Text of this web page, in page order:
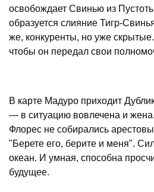
освобождает Свинью из
образуется слияние Тигр-
же, конкуренты, но уже
чтобы он передал свои
В карте Мадуро приходит
— в ситуацию вовлечена и
Флорес не собирались
"Берете его, берите и меня".
океан. И умная, способна
будущее.